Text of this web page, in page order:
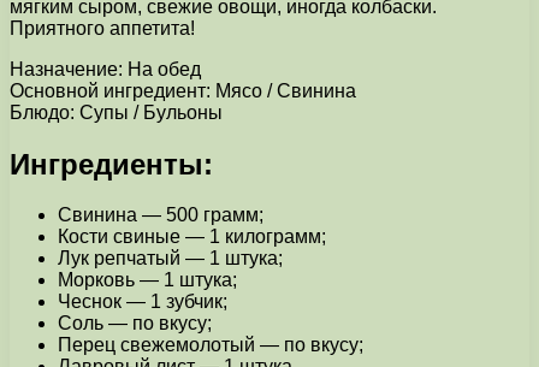
мягким сыром, свежие овощи, иногда колбаски.
Приятного аппетита!
Назначение: На обед
Основной ингредиент: Мясо / Свинина
Блюдо: Супы / Бульоны
Ингредиенты:
Свинина — 500 грамм;
Кости свиные — 1 килограмм;
Лук репчатый — 1 штука;
Морковь — 1 штука;
Чеснок — 1 зубчик;
Соль — по вкусу;
Перец свежемолотый — по вкусу;